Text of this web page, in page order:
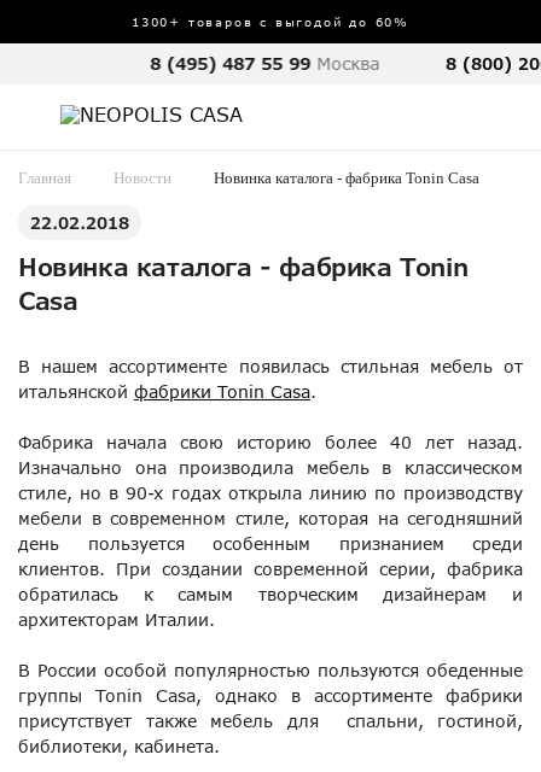
1300+ товаров с выгодой до 60%
8 (495) 487 55 99 Москва 8 (800)
Главная Новости Новинка каталога - фабрика Tonin Casa
22.02.2018
Новинка каталога - фабрика Tonin
Casa
В нашем ассортименте появилась стильная мебель от
итальянской фабрики Tonin Casa.
Фабрика начала свою историю более 40 лет назад.
Изначально она производила мебель в классическом
стиле, но в 90-х годах открыла линию по производству
мебели в современном стиле, которая на сегодняшний
день пользуется особенным признанием среди
клиентов. При создании современной серии, фабрика
обратилась к самым творческим дизайнерам и
архитекторам Италии.
В России особой популярностью пользуются обеденные
группы Tonin Casa, однако в ассортименте фабрики
присутствует также мебель для спальни, гостиной,
библиотеки, кабинета.